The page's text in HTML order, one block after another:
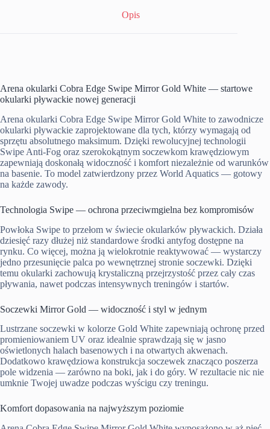
Opis
Arena okularki Cobra Edge Swipe Mirror Gold White — startowe
okularki pływackie nowej generacji
Arena okularki Cobra Edge Swipe Mirror Gold White to zawodnicze
okularki pływackie zaprojektowane dla tych, którzy wymagają od
sprzętu absolutnego maksimum. Dzięki rewolucyjnej technologii
Swipe Anti-Fog oraz szerokokątnym soczewkom krawędziowym
zapewniają doskonałą widoczność i komfort niezależnie od warunków
na basenie. To model zatwierdzony przez World Aquatics — gotowy
na każde zawody.
Technologia Swipe — ochrona przeciwmgielna bez kompromisów
Powłoka Swipe to przełom w świecie okularków pływackich. Działa
dziesięć razy dłużej niż standardowe środki antyfog dostępne na
rynku. Co więcej, można ją wielokrotnie reaktywować — wystarczy
jedno przesunięcie palca po wewnętrznej stronie soczewki. Dzięki
temu okularki zachowują krystaliczną przejrzystość przez cały czas
pływania, nawet podczas intensywnych treningów i startów.
Soczewki Mirror Gold — widoczność i styl w jednym
Lustrzane soczewki w kolorze Gold White zapewniają ochronę przed
promieniowaniem UV oraz idealnie sprawdzają się w jasno
oświetlonych halach basenowych i na otwartych akwenach.
Dodatkowo krawędziowa konstrukcja soczewek znacząco poszerza
pole widzenia — zarówno na boki, jak i do góry. W rezultacie nic nie
umknie Twojej uwadze podczas wyścigu czy treningu.
Komfort dopasowania na najwyższym poziomie